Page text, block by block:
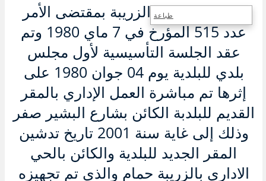
طباعة
تم إحداث بلدية الزريبة بمقتضى الأمر
عدد 515 المؤرخ في 7 ماي 1980 وتم
عقد الجلسة التأسيسية لأول مجلس
بلدي للبلدية يوم 04 جوان 1980 على
إثرها تم مباشرة العمل الإداري بالمقر
القديم للبلدبة الكائن بشارع البشير صفر
وذلك إلى غاية سنة 2001 تاريخ تدشين
المقر الجديد للبلدية والكائن بالحي
الاداري بالزريبة حمام والذي تم تجهيزه